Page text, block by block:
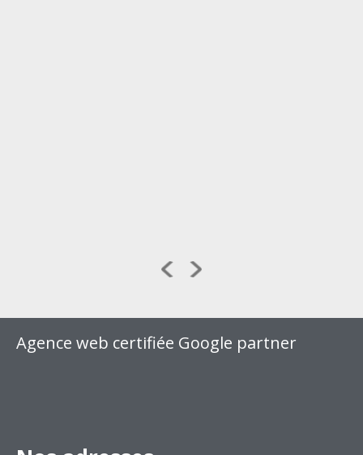
Agence web certifiée Google partner